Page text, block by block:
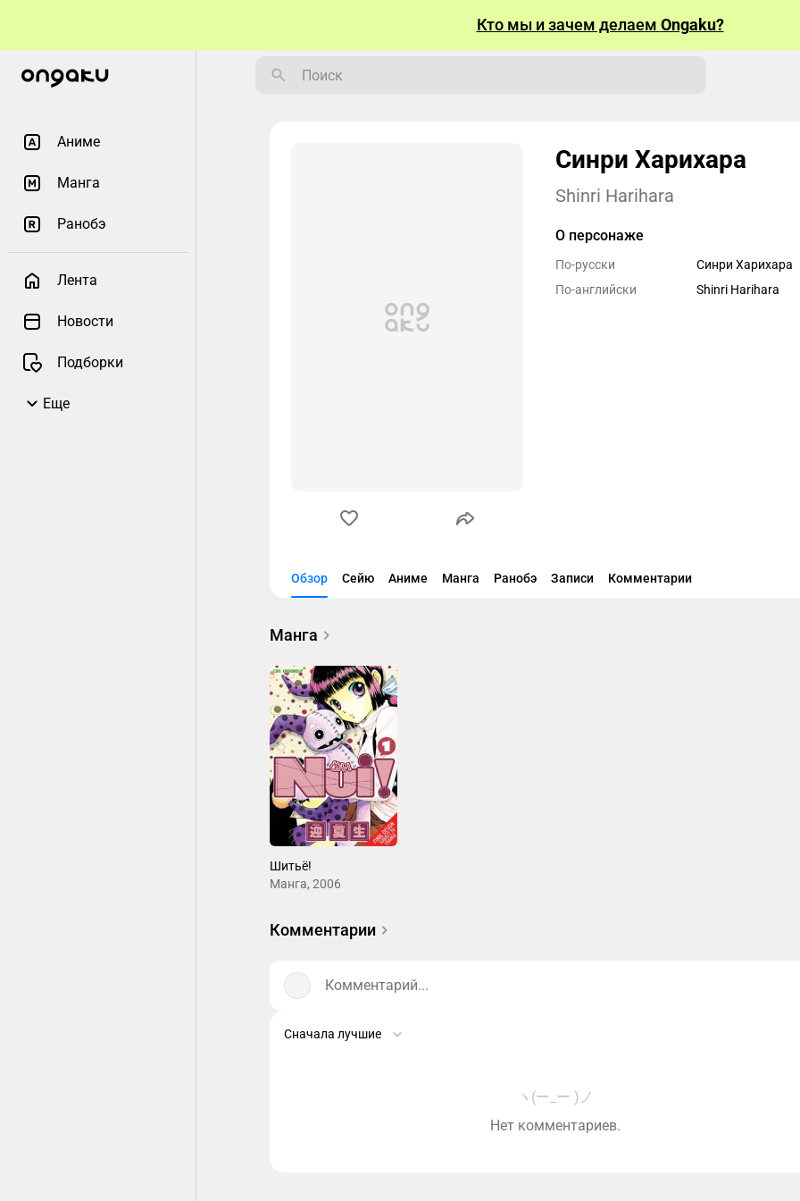
Кто мы и зачем делаем Ongaku?
Аниме
Манга
Ранобэ
Лента
Новости
Подборки
Еще
Синри Харихара
Shinri Harihara
О персонаже
По-русски
Синри Харихара
По-английски
Shinri Harihara
Обзор Сейю Аниме Манга Ранобэ Записи Комментарии
Манга
Шитьё!
Манга, 2006
Комментарии
Комментарий...
Сначала лучшие
ヽ(ー_ー )ノ
Нет комментариев.